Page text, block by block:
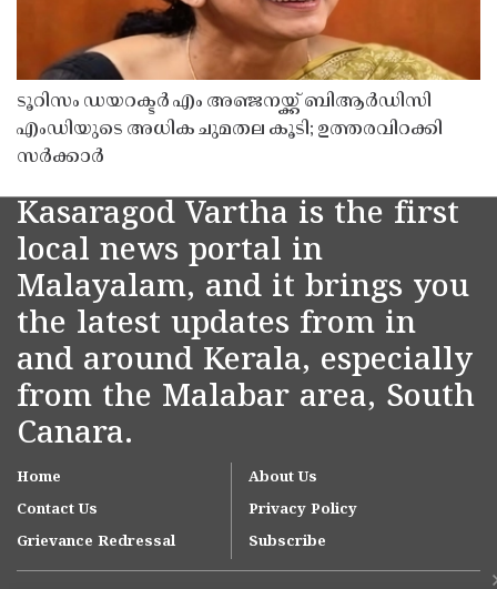
ടൂറിസം ഡയറക്ടർ എം അഞ്ജനയ്ക്ക് ബിആർഡിസി
എംഡിയുടെ അധിക ചുമതല കൂടി; ഉത്തരവിറക്കി
സർക്കാർ
Kasaragod Vartha is the first
local news portal in
Malayalam, and it brings you
the latest updates from in
and around Kerala, especially
from the Malabar area, South
Canara.
Home
About Us
Contact Us
Privacy Policy
Grievance Redressal
Subscribe